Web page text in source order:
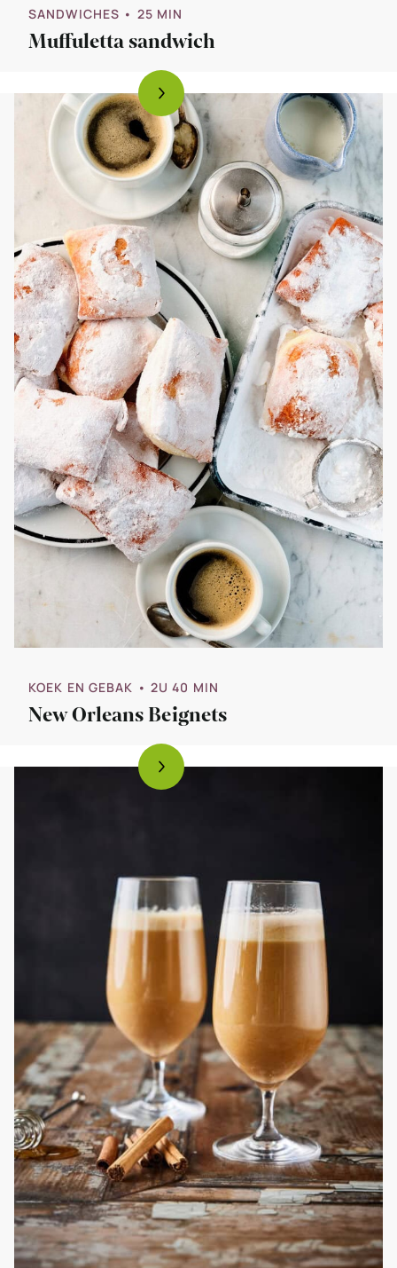
SANDWICHES • 25 MIN
Muffuletta sandwich
KOEK EN GEBAK • 2U 40 MIN
New Orleans Beignets